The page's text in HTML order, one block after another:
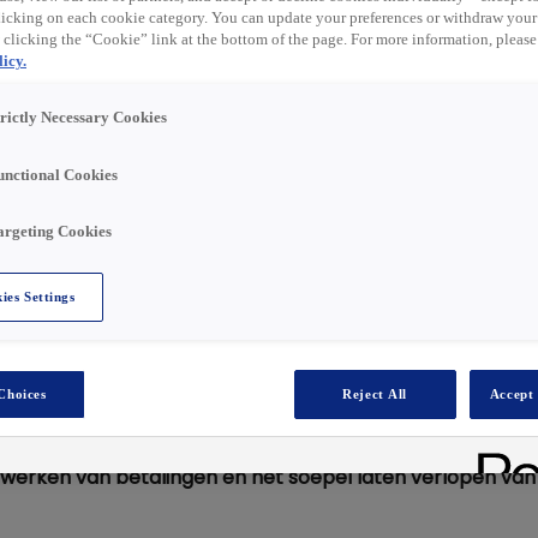
Rollen unten
de energietransitie te versnellen. Samen groeien we
en toekomstbestendige oplossingen in
ontwikkelmogelijkheden en lever je een directe
Heb jij oog voor detail en ben je thuis in
Medewerker Debiteurenadministratie
van betalingen en het soepel laten verlopen van
on each cookie category. You can update your preferences or withdraw
the “Cookie” link at the bottom of the page. For more information, please
Necessary Cookies
Cookies
Cookies
Settings
Reject All Accept